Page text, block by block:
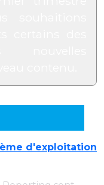
d'exploitation